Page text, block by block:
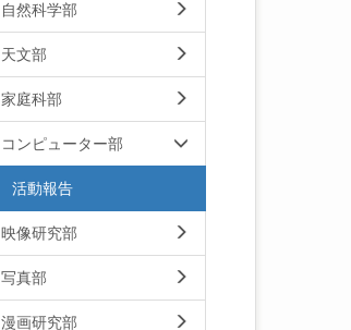
自然科学部
天文部
家庭科部
コンピューター部
活動報告
映像研究部
写真部
漫画研究部